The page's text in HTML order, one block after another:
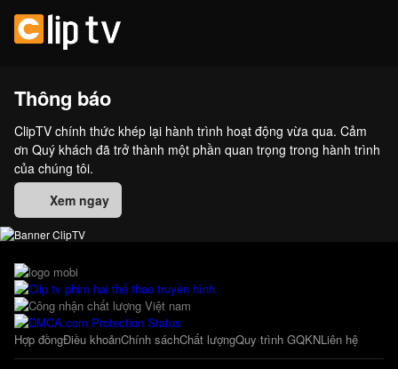
Thông báo
ClipTV chính thức khép lại hành trình hoạt động vừa qua. Cảm
ơn Quý khách đã trở thành một phần quan trọng trong hành trình
của chúng tôi.
Xem ngay
Hợp đồngĐiều khoảnChính sáchChất lượngQuy trình GQKNLiên hệ